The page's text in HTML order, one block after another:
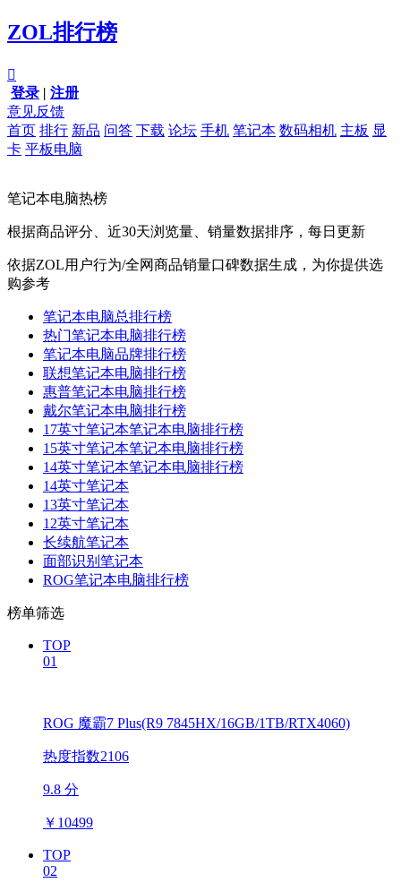
ZOL排行榜

登录 | 注册
意见反馈
首页 排行 新品 问答 下载 论坛 手机 笔记本 数码相机 主板 显
卡 平板电脑
笔记本电脑热榜
根据商品评分、近30天浏览量、销量数据排序，每日更新
依据ZOL用户行为/全网商品销量口碑数据生成，为你提供选
购参考
笔记本电脑总排行榜
热门笔记本电脑排行榜
笔记本电脑品牌排行榜
联想笔记本电脑排行榜
惠普笔记本电脑排行榜
戴尔笔记本电脑排行榜
17英寸笔记本笔记本电脑排行榜
15英寸笔记本笔记本电脑排行榜
14英寸笔记本笔记本电脑排行榜
14英寸笔记本
13英寸笔记本
12英寸笔记本
长续航笔记本
面部识别笔记本
ROG笔记本电脑排行榜
榜单筛选
TOP
01
ROG 魔霸7 Plus(R9 7845HX/16GB/1TB/RTX4060)
热度指数2106
9.8 分
￥ 10499
TOP
02